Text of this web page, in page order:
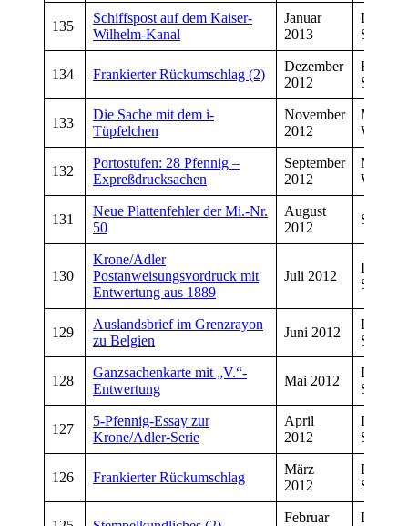
135
Schiffspost auf dem Kaiser-
Wilhelm-Kanal
Januar
2013
Dirk
134 Frankierter Rückumschlag (2)
Dezember
2012
Hans
133
Die Sache mit dem i-
Tüpfelchen
November
2012
132
Portostufen: 28 Pfennig –
Expreßdrucksachen
September
2012
131
Neue Plattenfehler der Mi.-Nr.
50
August
2012
Sven
130
Krone/Adler
Postanweisungsvordruck mit
Entwertung aus 1889
Juli 2012
Dirk
129
Auslandsbrief im Grenzrayon
zu Belgien
Juni 2012
Dirk
128
Ganzsachenkarte mit „V.“-
Entwertung
Mai 2012
Dirk
127
5-Pfennig-Essay zur
Krone/Adler-Serie
April
2012
Dirk
126 Frankierter Rückumschlag
März
2012
Dirk
Februar
Dirk